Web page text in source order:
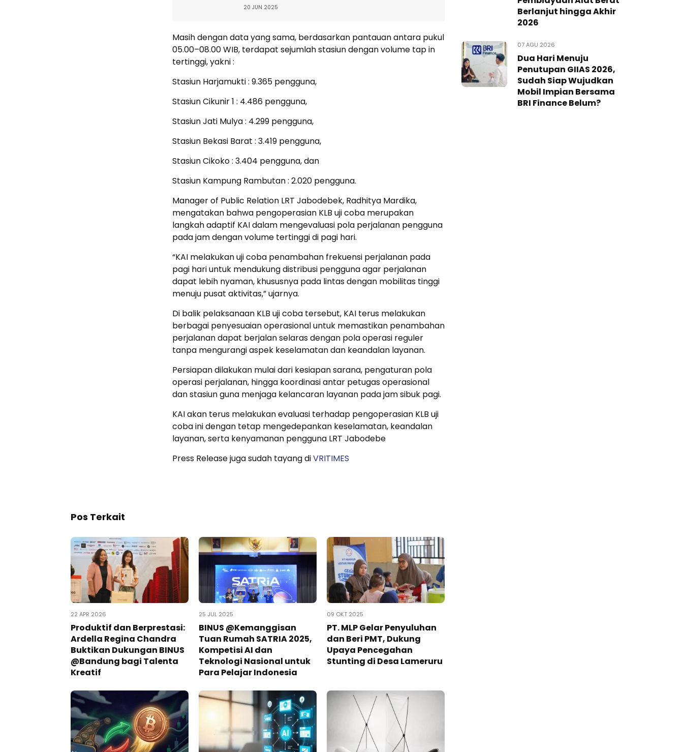
20 JUN 2025
Masih dengan data yang sama, berdasarkan pantauan antara pukul
05.00–08.00 WIB, terdapat sejumlah stasiun dengan volume tap in
tertinggi, yakni :
Stasiun Harjamukti : 9.365 pengguna,
Stasiun Cikunir 1 : 4.486 pengguna,
Stasiun Jati Mulya : 4.299 pengguna,
Stasiun Bekasi Barat : 3.419 pengguna,
Stasiun Cikoko : 3.404 pengguna, dan
Stasiun Kampung Rambutan : 2.020 pengguna.
Manager of Public Relation LRT Jabodebek, Radhitya Mardika,
mengatakan bahwa pengoperasian KLB uji coba merupakan
langkah adaptif KAI dalam mengevaluasi pola perjalanan pengguna
pada jam dengan volume tertinggi di pagi hari.
“KAI melakukan uji coba penambahan frekuensi perjalanan pada
pagi hari untuk mendukung distribusi pengguna agar perjalanan
dapat lebih nyaman, khususnya pada lintas dengan mobilitas tinggi
menuju pusat aktivitas,” ujarnya.
Di balik pelaksanaan KLB uji coba tersebut, KAI terus melakukan
berbagai penyesuaian operasional untuk memastikan penambahan
perjalanan dapat berjalan selaras dengan pola operasi reguler
tanpa mengurangi aspek keselamatan dan keandalan layanan.
Persiapan dilakukan mulai dari kesiapan sarana, pengaturan pola
operasi perjalanan, hingga koordinasi antar petugas operasional
dan stasiun guna menjaga kelancaran layanan pada jam sibuk pagi.
KAI akan terus melakukan evaluasi terhadap pengoperasian KLB uji
coba ini dengan tetap mengedepankan keselamatan, keandalan
layanan, serta kenyamanan pengguna LRT Jabodebe
Press Release juga sudah tayang diVRITIMES
Pos Terkait
22 APR 2026
Produktif dan Berprestasi:
Ardella Regina Chandra
Buktikan Dukungan BINUS
@Bandung bagi Talenta
Kreatif
25 JUL 2025
BINUS @Kemanggisan
Tuan Rumah SATRIA 2025,
Kompetisi AI dan
Teknologi Nasional untuk
Para Pelajar Indonesia
09 OKT 2025
PT. MLP Gelar Penyuluhan
dan Beri PMT, Dukung
Upaya Pencegahan
Stunting di Desa Lameruru
Berlanjut hingga Akhir
2026
07 AGU 2026
Dua Hari Menuju
Penutupan GIIAS 2026,
Sudah Siap Wujudkan
Mobil Impian Bersama
BRI Finance Belum?